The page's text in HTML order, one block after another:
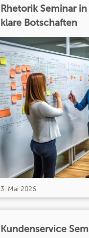
Rhetorik Seminar
klare Botschaften
3. Mai 2026
Kundenservice